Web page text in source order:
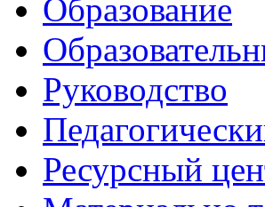
Образование
Руководство
Ресурсный